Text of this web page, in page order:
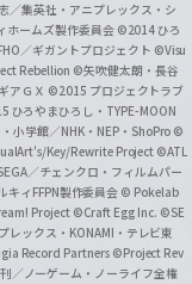
／集英社・アニプレックス・シ
ホームズ製作委員会 ©2014 ひろ
／ギガントプロジェクト ©Visu
Rebellion ©矢吹健太朗・長谷
アＧＸ ©2015 プロジェクトラブ
ひろやまひろし・TYPE-MOON
小学館／NHK・NEP・ShoPro ©
Key/Rewrite Project ©ATL
／チェンクロ・フィルムパー
キィFFPN製作委員会 © Pokelab
Project ©Craft Egg Inc. ©SE
レックス・KONAMI・テレビ東
Record Partners ©Project Rev
／ノーゲーム・ノーライフ全権